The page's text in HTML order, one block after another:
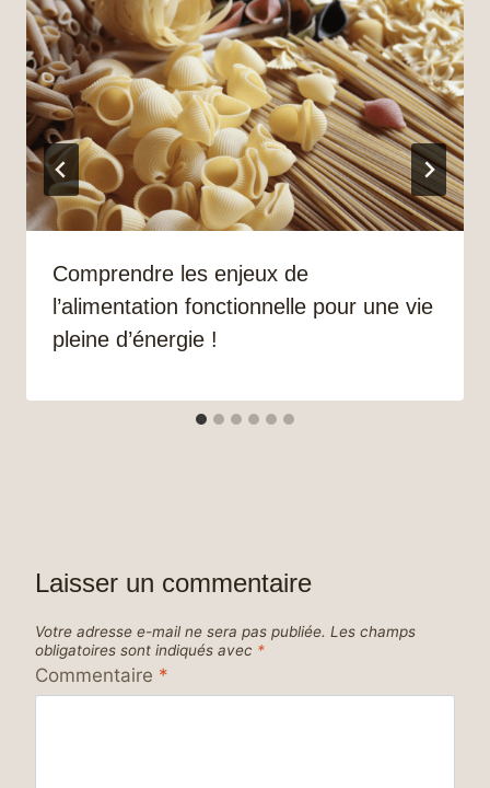
Comprendre les enjeux de
l’alimentation fonctionnelle pour une vie
pleine d’énergie !
Laisser un commentaire
Votre adresse e-mail ne sera pas publiée. Les champs
obligatoires sont indiqués avec *
Commentaire *